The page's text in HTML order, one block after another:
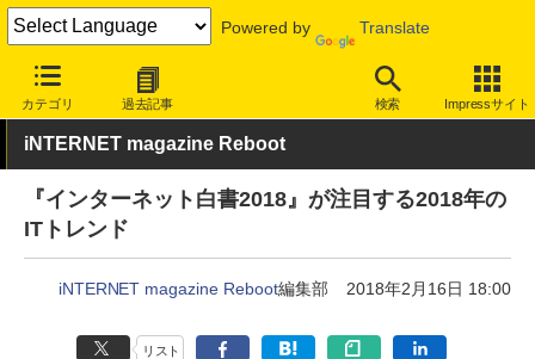
Powered by Translate
カテゴリ 過去記事 検索 Impressサイト
INTERNET Watch トピック
iNTERNET magazine Reboot
『インターネット白書2018』が注目する2018年の
ITトレンド
iNTERNET magazine Reboot編集部 2018年2月16日 18:00
リスト